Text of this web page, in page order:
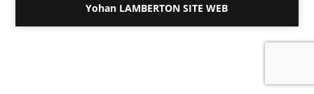
Yohan LAMBERTON SITE WEB